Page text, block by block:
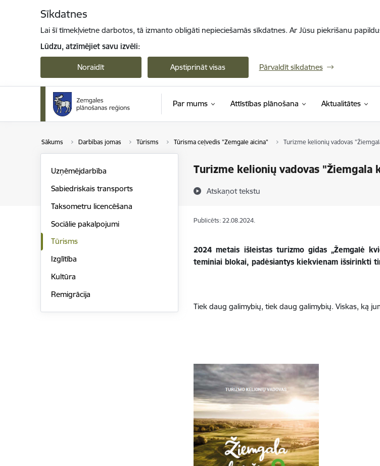
Sīkdatnes
Lai šī tīmekļvietne darbotos, tā izmanto obligāti nepieciešamās sīkdatnes. Ar Jūsu piekrišanu
Lūdzu, atzīmējiet savu izvēli:
Noraidīt Apstiprināt visas Pārvaldīt sīkdatnes
Par mums Attīstības plānošana Aktualitātes
Sākums Darbības jomas Tūrisms Tūrisma ceļvedis "Zemgale aicina" Turizme kelionių vadovas
Turizme kelionių vadovas "Žiemgala
Atskaņot tekstu
Uzņēmējdarbība
Sabiedriskais transports
Taksometru licencēšana
Sociālie pakalpojumi
Tūrisms
Izglītība
Kultūra
Remigrācija
Publicēts: 22.08.2024.
2024 metais išleistas turizmo gidas „Žemgalė
teminiai blokai, padėsiantys kiekvienam išsirinkti
Tiek daug galimybių, tiek daug galimybių. Viskas, ką